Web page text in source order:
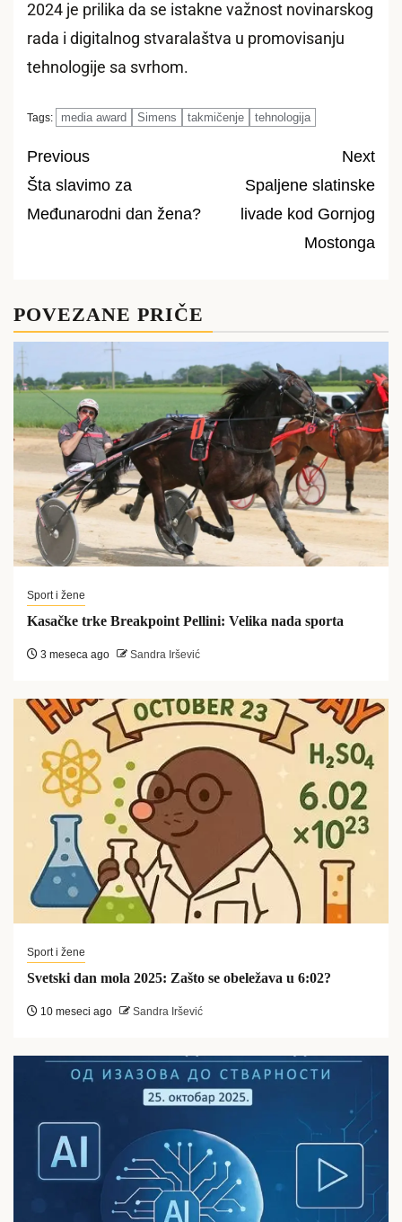
2024 je prilika da se istakne važnost novinarskog
rada i digitalnog stvaralaštva u promovisanju
tehnologije sa svrhom.
Tags: media award Simens takmičenje tehnologija
Post
navigation
Previous
Šta slavimo za
Međunarodni dan žena?
Next
Spaljene slatinske
livade kod Gornjog
Mostonga
POVEZANE PRIČE
Sport i žene
Kasačke trke Breakpoint Pellini: Velika nada sporta
3 meseca ago Sandra Iršević
Sport i žene
Svetski dan mola 2025: Zašto se obeležava u 6:02?
10 meseci ago Sandra Iršević